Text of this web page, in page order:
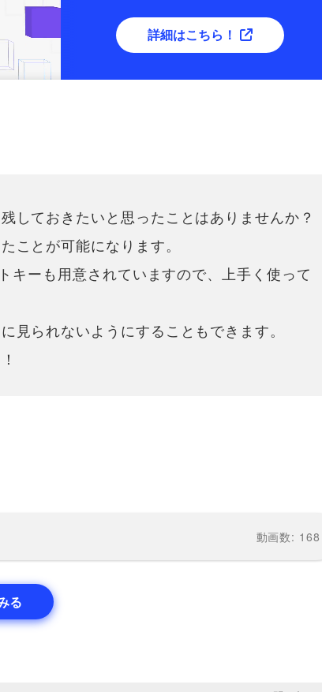
詳細はこちら！
しておきたいと思ったことはありませんか？
ことが可能になります。
キーも用意されていますので、上手く使って
見られないようにすることもできます。
動画数: 168
る